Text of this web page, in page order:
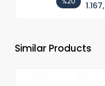
Similar Products